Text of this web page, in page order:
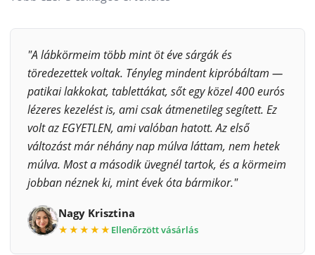
"A lábkörmeim több mint öt éve sárgák és
töredezettek voltak. Tényleg mindent kipróbáltam —
patikai lakkokat, tablettákat, sőt egy közel 400 eurós
lézeres kezelést is, ami csak átmenetileg segített. Ez
volt az EGYETLEN, ami valóban hatott. Az első
változást már néhány nap múlva láttam, nem hetek
múlva. Most a második üvegnél tartok, és a körmeim
jobban néznek ki, mint évek óta bármikor."
Nagy Krisztina
★★★★★ Ellenőrzött vásárlás